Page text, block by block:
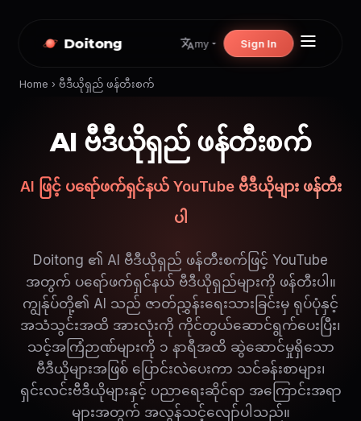
Doitong my Sign In
Home › ဗီဒီယိုရှည် ဖန်တီးစက်
AI ဗီဒီယိုရှည် ဖန်တီးစက်
AI ဖြင့် ပရော်ဖက်ရှင်နယ် YouTube ဗီဒီယိုများ ဖန်တီး
ပါ
Doitong ၏ AI ဗီဒီယိုရှည် ဖန်တီးစက်ဖြင့် YouTube
အတွက် ပရော်ဖက်ရှင်နယ် ဗီဒီယိုရှည်များကို ဖန်တီးပါ။
ကျွန်ုပ်တို့၏ AI သည် ဇာတ်ညွှန်းရေးသားခြင်းမှ ရုပ်ပုံနှင့်
အသံသွင်းအထိ အားလုံးကို ကိုင်တွယ်ဆောင်ရွက်ပေးပြီး၊
သင့်အကြံဉာဏ်များကို ၁ နာရီအထိ ဆွဲဆောင်မှုရှိသော
ဗီဒီယိုများအဖြစ် ပြောင်းလဲပေးကာ သင်ခန်းစာများ၊
ရှင်းလင်းဗီဒီယိုများနှင့် ပညာရေးဆိုင်ရာ အကြောင်းအရာ
များအတွက် အလွန်သင့်လျော်ပါသည်။